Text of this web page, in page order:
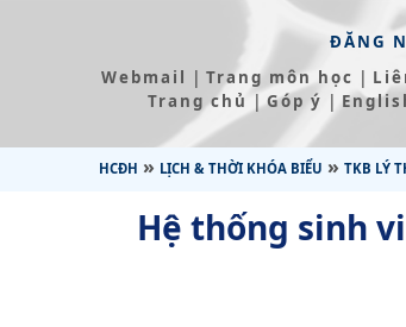
ĐĂNG
Webmail | Trang môn học |
Trang chủ |Góp ý |
HCĐH » LỊCH & THỜI KHÓA BIỂU » TKB LÝ
Hệ thống sinh